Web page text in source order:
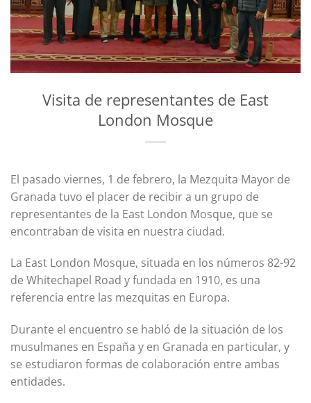
Visita de representantes de East
London Mosque
El pasado viernes, 1 de febrero, la Mezquita Mayor de
Granada tuvo el placer de recibir a un grupo de
representantes de la East London Mosque, que se
encontraban de visita en nuestra ciudad.
La East London Mosque, situada en los números 82-92
de Whitechapel Road y fundada en 1910, es una
referencia entre las mezquitas en Europa.
Durante el encuentro se habló de la situación de los
musulmanes en España y en Granada en particular, y
se estudiaron formas de colaboración entre ambas
entidades.